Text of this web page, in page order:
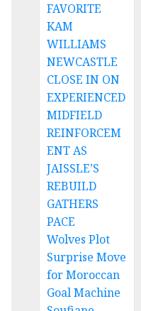
FAVORITE
KAM
WILLIAMS
NEWCASTLE
CLOSE IN ON
EXPERIENCED
MIDFIELD
REINFORCEM
ENT AS
JAISSLE’S
REBUILD
GATHERS
PACE
Wolves Plot
Surprise Move
for Moroccan
Goal Machine